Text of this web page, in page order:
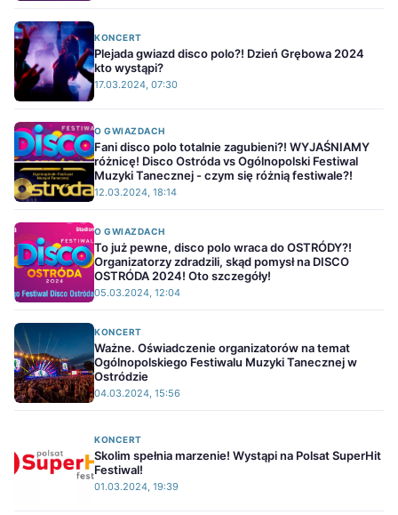
KONCERT
Plejada gwiazd disco polo?! Dzień Grębowa 2024
kto wystąpi?
17.03.2024, 07:30
O GWIAZDACH
Fani disco polo totalnie zagubieni?! WYJAŚNIAMY
różnicę! Disco Ostróda vs Ogólnopolski Festiwal
Muzyki Tanecznej - czym się różnią festiwale?!
12.03.2024, 18:14
O GWIAZDACH
To już pewne, disco polo wraca do OSTRÓDY?!
Organizatorzy zdradzili, skąd pomysł na DISCO
OSTRÓDA 2024! Oto szczegóły!
05.03.2024, 12:04
KONCERT
Ważne. Oświadczenie organizatorów na temat
Ogólnopolskiego Festiwalu Muzyki Tanecznej w
Ostródzie
04.03.2024, 15:56
KONCERT
Skolim spełnia marzenie! Wystąpi na Polsat SuperHit
Festiwal!
01.03.2024, 19:39